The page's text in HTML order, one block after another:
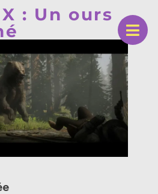
: Un ours